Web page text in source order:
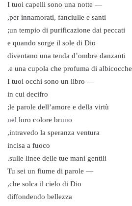
— I tuoi capelli sono una notte
per innamorati, fanciulle e santi,
un tempio di purificazione dai peccati;
e quando sorge il sole di Dio
diventano una tenda d’ombre danzanti
e una cupola che profuma di albicocche.
— I tuoi occhi sono un libro
in cui decifro
le parole dell’amore e della virtù;
nel loro colore bruno
intravedo la speranza ventura,
incisa a fuoco
sulle linee delle tue mani gentili.
— Tu sei un fiume di parole
che solca il cielo di Dio,
diffondendo bellezza